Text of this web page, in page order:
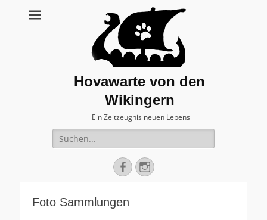
Hovawarte von den
Wikingern
Ein Zeitzeugnis neuen Lebens
Suche
nach:
FacebookInstagram
Foto Sammlungen